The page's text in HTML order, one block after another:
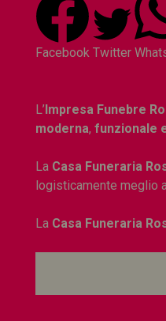
Facebook Twitter
L’ Impresa Funebre
moderna, funzionale
La Casa Funeraria
logisticamente meglio
La Casa Funeraria